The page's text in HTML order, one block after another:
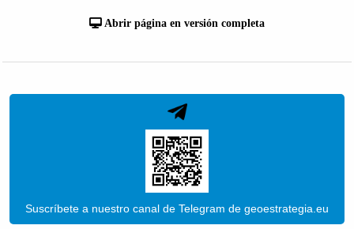
Abrir página en versión completa
Suscríbete a nuestro canal de Telegram de geoestrategia.eu